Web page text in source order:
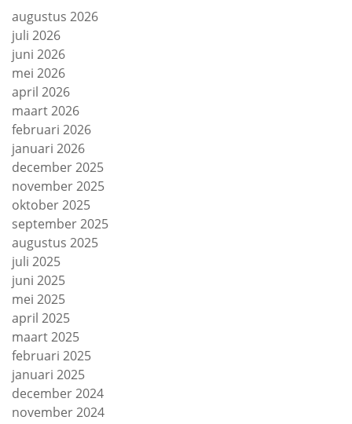
augustus 2026
juli 2026
juni 2026
mei 2026
april 2026
maart 2026
februari 2026
januari 2026
december 2025
november 2025
oktober 2025
september 2025
augustus 2025
juli 2025
juni 2025
mei 2025
april 2025
maart 2025
februari 2025
januari 2025
december 2024
november 2024